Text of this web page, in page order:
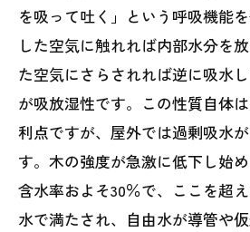
を吸って吐く」という呼吸機能
した空気に触れれば内部水分を
た空気にさらされれば逆に吸水
が吸放湿性です。この性質自体
利点ですが、屋外では過剰吸水
す。木の強度が急激に低下し始
含水率およそ30％で、ここを超
水で満たされ、自由水が導管や